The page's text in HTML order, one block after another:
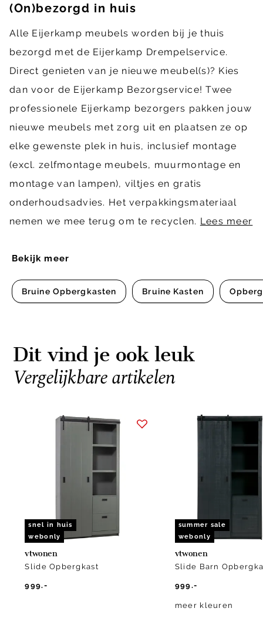
Bekijk meer
Bruine Opbergkasten Bruine Kasten
(On)bezorgd in huis
Alle Eijerkamp meubels worden bij je thuis
bezorgd met de Eijerkamp Drempelservice.
Direct genieten van je nieuwe meubel(s)? Kies
dan voor de Eijerkamp Bezorgservice! Twee
professionele Eijerkamp bezorgers pakken jouw
nieuwe meubels met zorg uit en plaatsen ze op
elke gewenste plek in huis, inclusief montage
(excl. zelfmontage meubels, muurmontage en
montage van lampen), viltjes en gratis
onderhoudsadvies. Het verpakkingsmateriaal
nemen we mee terug om te recyclen. Lees meer
Dit vind je ook leuk
Vergelijkbare artikelen
snel in huis
webonly
vtwonen
Slide Opbergkast
999.-
summer sale
webonly
vtwonen
Slide Barn
999.-
meer kleuren